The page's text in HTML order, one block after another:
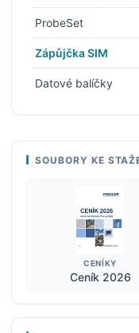
ProbeSet
Zápůjčka SIM
Datové balíčky
SOUBORY KE
CENÍKY
Ceník 2026